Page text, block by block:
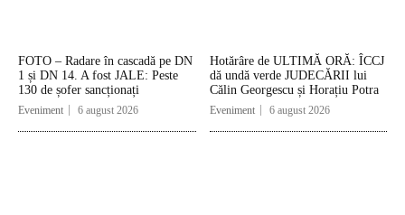
FOTO – Radare în cascadă pe DN
1 și DN 14. A fost JALE: Peste
130 de șofer sancționați
Eveniment 6 august 2026
Hotărâre de ULTIMĂ ORĂ: ÎCCJ
dă undă verde JUDECĂRII lui
Călin Georgescu și Horațiu Potra
Eveniment 6 august 2026